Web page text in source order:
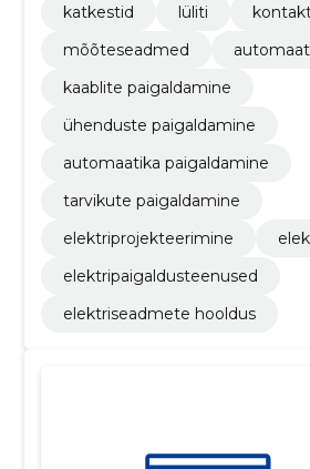
katkestid
lüliti
mõõteseadmed
kaablite paigaldamine
ühenduste paigaldamine
automaatika paigaldamine
tarvikute paigaldamine
elektriprojekteerimine
elektripaigaldusteenused
elektriseadmete hooldus